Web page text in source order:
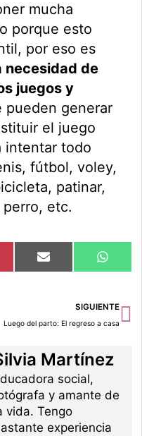
mucha
porque esto
por eso es
necesidad de
juegos y
pueden generar
el juego
intentar todo
fútbol, voley,
patinar,
perro, etc.
Compartir
en
Email
en
SIGUIENTE
Luego del parto: El regreso a casa
Martínez
social,
y amante de
vida. Tengo
experiencia